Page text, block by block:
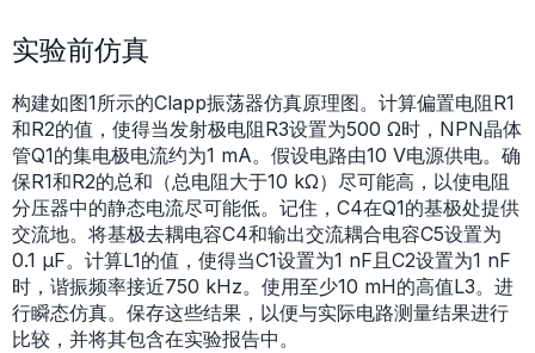
实验前仿真
构建如图1所示的Clapp振荡器仿真原理图。计算偏置电阻R1
和R2的值，使得当发射极电阻R3设置为500 Ω时，NPN晶体
管Q1的集电极电流约为1 mA。假设电路由10 V电源供电。确
保R1和R2的总和（总电阻大于10 kΩ）尽可能高，以使电阻
分压器中的静态电流尽可能低。记住，C4在Q1的基极处提供
交流地。将基极去耦电容C4和输出交流耦合电容C5设置为
0.1 µF。计算L1的值，使得当C1设置为1 nF且C2设置为1 nF
时，谐振频率接近750 kHz。使用至少10 mH的高值L3。进
行瞬态仿真。保存这些结果，以便与实际电路测量结果进行
比较，并将其包含在实验报告中。